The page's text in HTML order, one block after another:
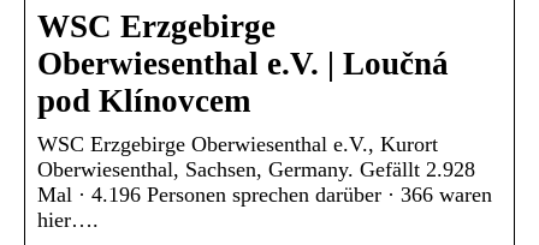
WSC Erzgebirge
Oberwiesenthal e.V. | Loučná
pod Klínovcem
WSC Erzgebirge Oberwiesenthal e.V., Kurort
Oberwiesenthal, Sachsen, Germany. Gefällt 2.928
Mal · 4.196 Personen sprechen darüber · 366 waren
hier….